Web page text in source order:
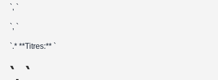
`, `
`, `
`.* **Titres:** `
`, `